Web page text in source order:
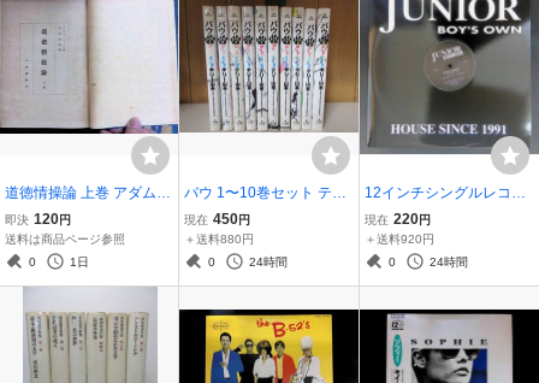
道徳情操論 上巻 アダム・
スミス著 米林富男訳 日光
書院 昭和23年11月 PA2
602C-18
即決 120円
送料は商品ページ参照
0
1日
バウ 1〜10巻セット テリ
ー山本 小学館 棚B
現在 450円
＋送料880円
0
24時間
12インチシングルレコー
ド King Unique Flashing
Lights Curfew Time JNR
006 ハウス YL061-008
現在 220円
＋送料920円
0
24時間